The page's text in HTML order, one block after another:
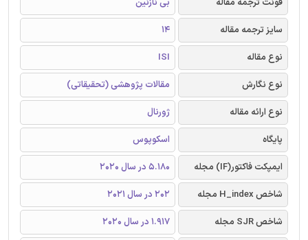
سایز ترجمه مقاله
14
نوع مقاله
ISI
نوع نگارش
مقالات پژوهشی (تحقیقاتی)
نوع ارائه مقاله
ژورنال
پایگاه
اسکوپوس
ایمپکت فاکتور(IF) مجله
5.180 در سال 2020
شاخص H_index مجله
202 در سال 2021
شاخص SJR مجله
1.917 در سال 2020